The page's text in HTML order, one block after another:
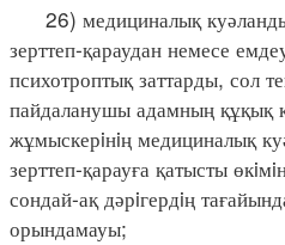
26) медициналық
зерттеп-қараудан немесе
психотроптық заттарды, сол
пайдаланушы адамның құқық
жұмыскерiнiң медициналық
зерттеп-қарауға қатысты
сондай-ақ дәрiгердiң
орындамауы;